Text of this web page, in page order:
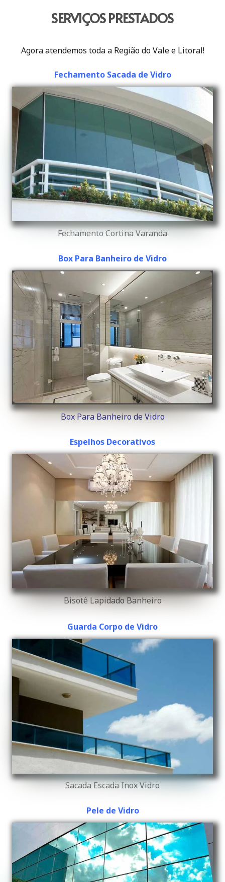
SERVIÇOS PRESTADOS
Agora atendemos toda a Região do Vale e Litoral!
Fechamento Sacada de Vidro
Fechamento Cortina Varanda
Box Para Banheiro de Vidro
Box Para Banheiro de Vidro
Espelhos Decorativos
Bisotê Lapidado Banheiro
Guarda Corpo de Vidro
Sacada Escada Inox Vidro
Pele de Vidro